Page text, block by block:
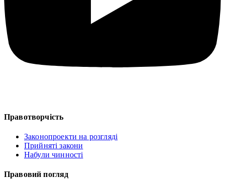
Правотворчість
Законопроекти на розгляді
Прийняті закони
Набули чинності
Правовий погляд